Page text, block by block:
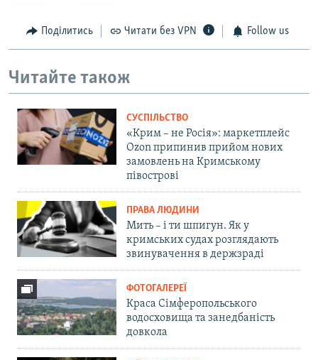
Поділитись Читати без VPN Follow us
Читайте також
СУСПІЛЬСТВО
«Крим – не Росія»: маркетплейс
Ozon припинив прийом нових
замовлень на Кримському
півострові
ПРАВА ЛЮДИНИ
Мить – і ти шпигун. Як у
кримських судах розглядають
звинувачення в держзраді
ФОТОГАЛЕРЕЇ
Краса Сімферопольського
водосховища та занедбаність
довкола